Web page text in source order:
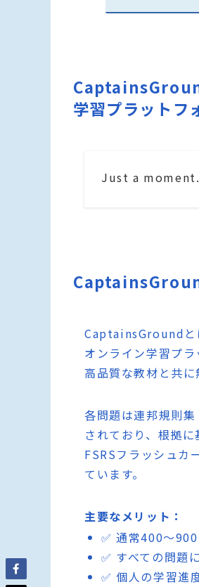
学習プラットフ
Just a
CaptainsGroundと
オンライン学習プ
高品質な教材と共に
各問題は連邦規則
されており、根拠
FSRSフラッシュカ
ています。
主要なメリット：
✅ 通常400〜
✅ すべての問題
✅ 個人の学習進